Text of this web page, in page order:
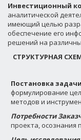
Инвестиционный
аналитической
имеющий целью
обеспечение его
решений на
СТРУКТУРНАЯ
Постановка задачи
формулирование
методов и
Потребности
проекта, осознания